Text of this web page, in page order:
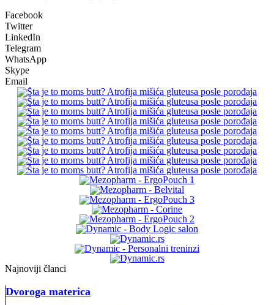
Facebook
Twitter
LinkedIn
Telegram
WhatsApp
Skype
Email
Najnoviji članci
Dvoroga materica